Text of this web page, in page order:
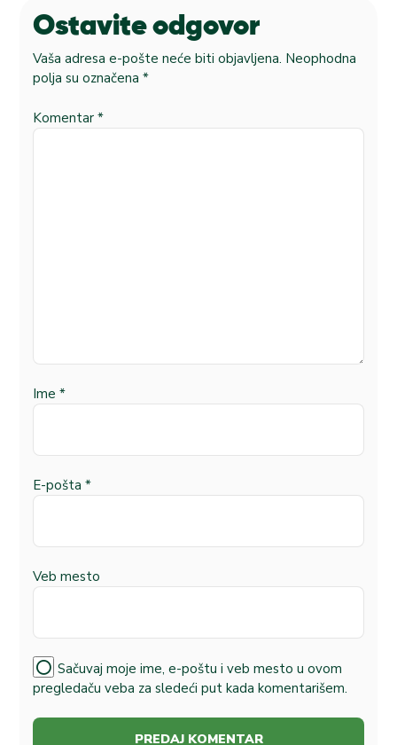
Ostavite odgovor
Vaša adresa e-pošte neće biti objavljena. Neophodna
polja su označena *
Komentar *
Ime *
E-pošta *
Veb mesto
Sačuvaj moje ime, e-poštu i veb mesto u ovom
pregledaču veba za sledeći put kada komentarišem.